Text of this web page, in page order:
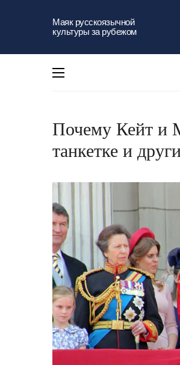
Маяк русскоязычной
культуры за рубежом
Почему Кейт и
танкетке и